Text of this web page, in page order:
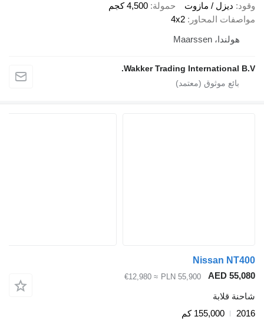
/ مازوت
حمولة
4,500 كجم
المحاور 4x2
Wakker Trading
Nissan
PLN 55,900
≈ €12,980
155,000 كم